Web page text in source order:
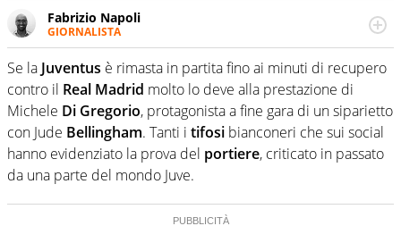
Fabrizio Napoli
GIORNALISTA
Giornalista professionista, per Virgilio Sport segue anche
il calcio ma è con la pallanuoto che esalta competenze e
passioni. Cura la comunicazione di HaBaWaBa, il più
grande festival di waterpolo per bambini al mondo
Se la Juventus è rimasta in partita fino ai minuti di recupero
contro il Real Madrid molto lo deve alla prestazione di
Michele Di Gregorio, protagonista a fine gara di un siparietto
con Jude Bellingham. Tanti i tifosi bianconeri che sui social
hanno evidenziato la prova del portiere, criticato in passato
da una parte del mondo Juve.